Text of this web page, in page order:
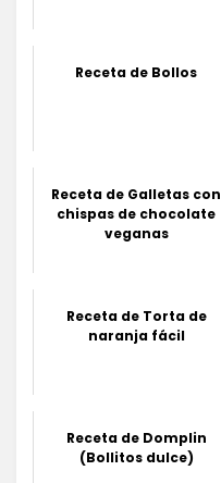
Receta de Bollos
Receta de Galletas con
chispas de chocolate
veganas
Receta de Torta de
naranja fácil
Receta de Domplin
(Bollitos dulce)